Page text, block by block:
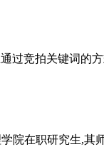
过竞拍关键词
院在职研究生,